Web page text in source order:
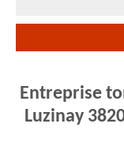
Entreprise
Luzinay